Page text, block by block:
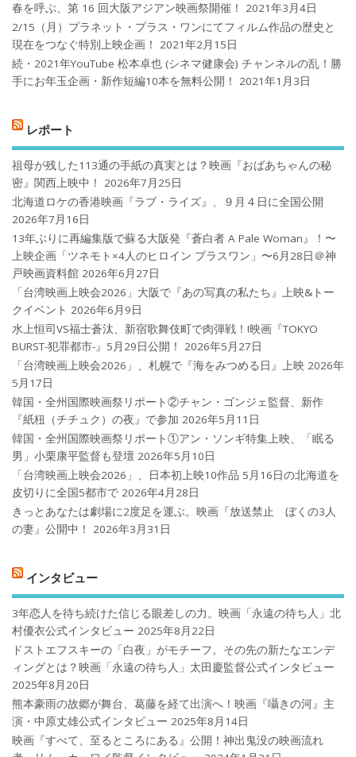
春を呼ぶ、第 16 回大阪アジアン映画祭開催！
2021年3月4日
2/15（月）プラネット・プラス・ワンにてフィルム作品の歴史と
現在をつなぐ特別上映企画！
2021年2月15日
続・2021年YouTube 松本卓也 (シネマ健康会) チャンネルの乱！勝
手にお年玉企画・新作短編10本を無料公開！
2021年1月3日
レポート
祖母が残した113通の手紙の真実とは？映画『おばあちゃんの秘
密』関西上映中！
2026年7月25日
北海道ロケの香港映画『ラブ・ライズ』、９月４日に全国公開
2026年7月16日
13年ぶりに再編集版で蘇る大阪発『蒼白者 A Pale Woman』！〜
上映企画「ツネモト×4人のヒロイン プラスワン」〜6月28日＠神
戸映画資料館 2026年6月27日
「台湾映画上映会2026」大阪で『あの写真の私たち』上映&トー
クイベント 2026年6月9日
水上恒司VS福士蒼汰、新宿歌舞伎町で肉弾戦！!映画『TOKYO
BURST-犯罪都市-』5月29日公開！
2026年5月27日
「台湾映画上映会2026」、札幌で『海をみつめる日』上映 2026年
5月17日
韓国・全州国際映画祭リポート②チャン・ゴンジェ監督、新作
『紙杻（チチュク）の夜』で参加 2026年5月11日
韓国・全州国際映画祭リポート①アン・ソンギ特集上映、「眠る
男」小栗康平監督も登壇 2026年5月10日
「台湾映画上映会2026」、日本初上映10作品 5月16日の北海道を
皮切りに全国5都市で 2026年4月28日
きっとあなたは劇場に2度足を運ぶ。映画『放送禁止 ぼくの3人
の妻』公開中！
2026年3月31日
インタビュー
3年恋人を待ち続けた信じる眼差しの力。映画「永遠の待ち人」北
村優衣公式インタビュー 2025年8月22日
ドストエフスキーの「白夜」がモチーフ。その先の新たなエンデ
ィングとは？映画「永遠の待ち人」太田慶監督公式インタビュー
2025年8月20日
熊本豪雨の故郷が舞台、葛藤を経て出演へ！映画『囁きの河』主
演・中原丈雄公式インタビュー 2025年8月14日
映画『すべて、至るところにある』公開！神出鬼没の映画流れ